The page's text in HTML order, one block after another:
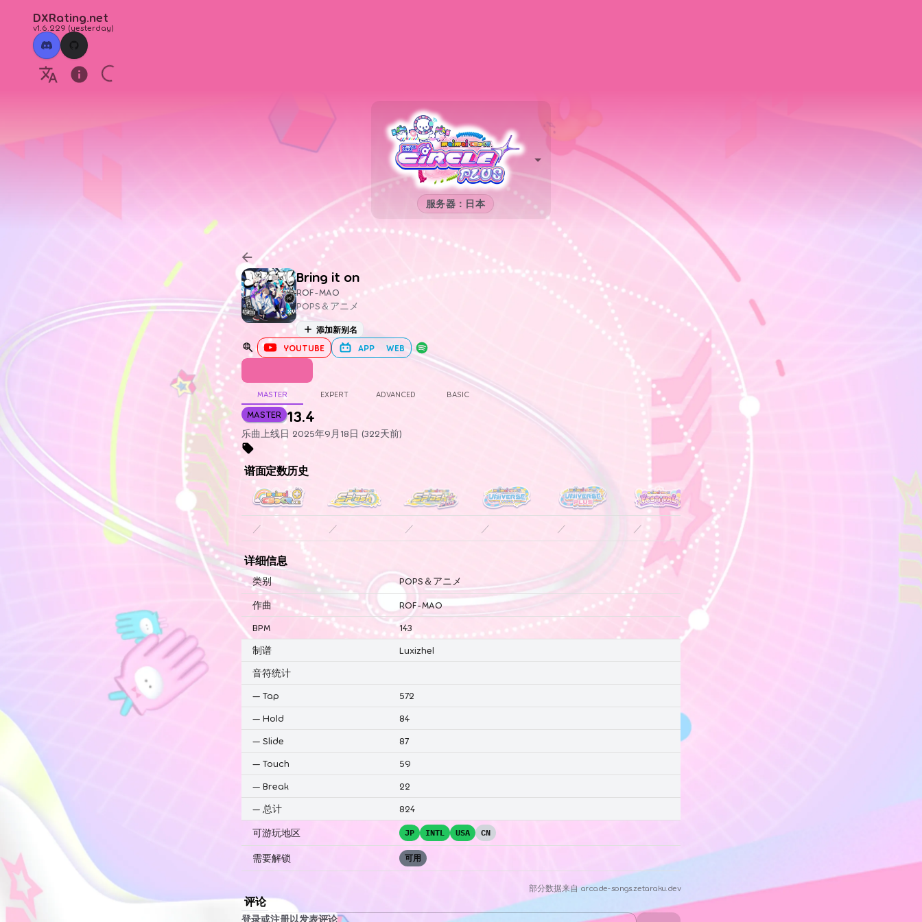
DXRating.net
v1.6.229 (yesterday)
服务器：日本
Bring it on
ROF-MAO
POPS＆アニメ
添加新别名
YOUTUBE APP WEB
MASTER EXPERT ADVANCED BASIC
MASTER 13.4
乐曲上线日 2025年9月18日 (322天前)
谱面定数历史
／ ／ ／ ／ ／ ／ ／
详细信息
类别 POPS＆アニメ
作曲
ROF-MAO
BPM
143
制谱
Luxizhel
音符统计
— Tap
572
— Hold
84
— Slide
87
— Touch
59
— Break
22
— 总计 824
可游玩地区 JP INTL USA CN
需要解锁 可用
部分数据来自arcade-songs.zetaraku.dev
评论
登录或注册以发表评论